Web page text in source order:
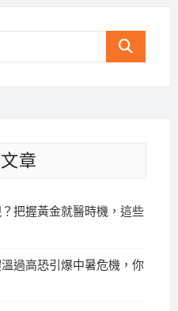
Search
章
把握黃金就醫時機，這些
過高恐引爆中暑危機，你